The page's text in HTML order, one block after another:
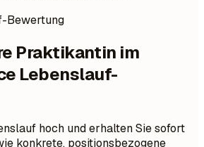
Bewertung
Praktikantin im
Lebenslauf-
hoch und erhalten Sie sofort
konkrete, positionsbezogene